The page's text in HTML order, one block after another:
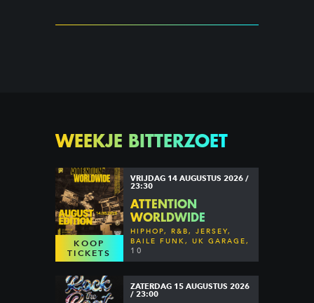
WEEKJE BITTERZOET
KOOP
TICKETS
VRIJDAG 14 AUGUSTUS 2026 /
23:30
ATTENTION
WORLDWIDE
HIPHOP, R&B, JERSEY,
BAILE FUNK, UK GARAGE,
DANCEHALL & MORE
10
ZATERDAG 15 AUGUSTUS 2026
/ 23:00